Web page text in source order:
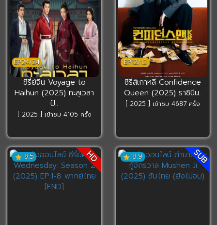
EP24/24
ซีรี่ย์จีน Voyage to
Haihun (2025) ทะลุเวลา
ปั..
[ 2025 ] เข้าชม 4105 ครั้ง
EP12/12
ซีรี่ส์เกาหลี Confidence
Queen (2025) ราชินีน..
[ 2025 ] เข้าชม 4687 ครั้ง
8.5 HD 8.9 SUB